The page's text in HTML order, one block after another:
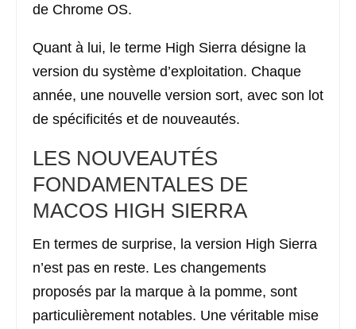
de Chrome OS.
Quant à lui, le terme High Sierra désigne la
version du système d’exploitation. Chaque
année, une nouvelle version sort, avec son lot
de spécificités et de nouveautés.
LES NOUVEAUTÉS
FONDAMENTALES DE
MACOS HIGH SIERRA
En termes de surprise, la version High Sierra
n’est pas en reste. Les changements
proposés par la marque à la pomme, sont
particulièrement notables. Une véritable mise